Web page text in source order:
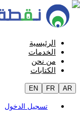
الرئيسية
الخدمات
من نحن
الكتابات
EN FR AR
تسجيل الدخول